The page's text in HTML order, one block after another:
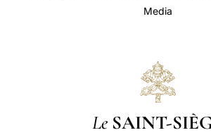
Media
Le SAINT-